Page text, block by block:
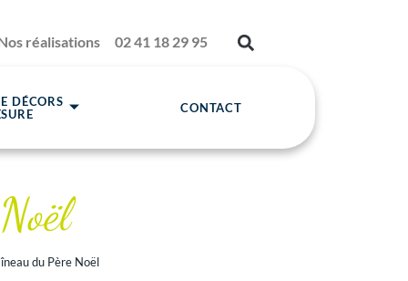
réalisations 02 41 18 29 95
DÉCORS
CONTACT
du Père Noël